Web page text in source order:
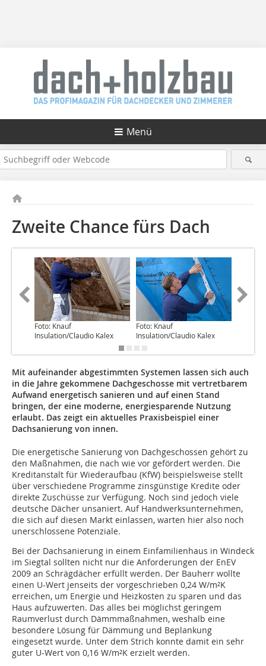
Menü
Zweite Chance fürs Dach
Foto: Knauf
Insulation/Claudio Kalex
Foto: Knauf
Insulation/Claudio Kalex
Mit aufeinander abgestimmten Systemen lassen sich auch
in die Jahre gekommene Dachgeschosse mit vertretbarem
Aufwand energetisch sanieren und auf einen Stand
bringen, der eine moderne, energiesparende Nutzung
erlaubt. Das zeigt ein aktuelles Praxisbeispiel einer
Dachsanierung von innen.
Die energetische Sanierung von Dachgeschossen gehört zu
den Maßnahmen, die nach wie vor gefördert werden. Die
Kreditanstalt für Wiederaufbau (KfW) beispielsweise stellt
über verschiedene Programme zinsgünstige Kredite oder
direkte Zuschüsse zur Verfügung. Noch sind jedoch viele
deutsche Dächer unsaniert. Auf Handwerksunternehmen,
die sich auf diesen Markt einlassen, warten hier also noch
unerschlossene Potenziale.
Bei der Dachsanierung in einem Einfamilienhaus in Windeck
im Siegtal sollten nicht nur die Anforderungen der EnEV
2009 an Schrägdächer erfüllt werden. Der Bauherr wollte
einen U-Wert jenseits der vorgeschrieben 0,24 W/m²K
erreichen, um Energie und Heizkosten zu sparen und das
Haus aufzuwerten. Das alles bei möglichst geringem
Raumverlust durch Dämmmaßnahmen, weshalb eine
besondere Lösung für Dämmung und Beplankung
eingesetzt wurde. Unter dem Strich konnte damit ein sehr
guter U-Wert von 0,16 W/m²K erzielt werden.